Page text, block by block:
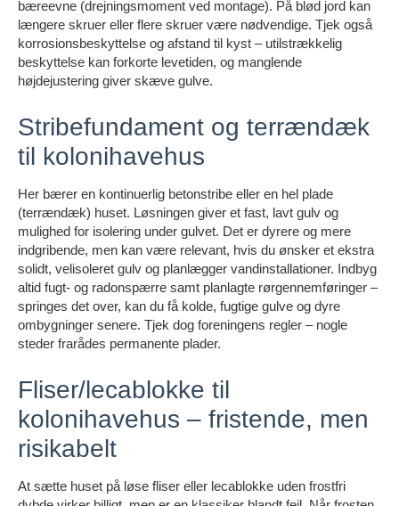
bæreevne (drejningsmoment ved montage). På blød jord kan
længere skruer eller flere skruer være nødvendige. Tjek også
korrosionsbeskyttelse og afstand til kyst – utilstrækkelig
beskyttelse kan forkorte levetiden, og manglende
højdejustering giver skæve gulve.
Stribefundament og terrændæk
til kolonihavehus
Her bærer en kontinuerlig betonstribe eller en hel plade
(terrændæk) huset. Løsningen giver et fast, lavt gulv og
mulighed for isolering under gulvet. Det er dyrere og mere
indgribende, men kan være relevant, hvis du ønsker et ekstra
solidt, velisoleret gulv og planlægger vandinstallationer. Indbyg
altid fugt- og radonspærre samt planlagte rørgennemføringer –
springes det over, kan du få kolde, fugtige gulve og dyre
ombygninger senere. Tjek dog foreningens regler – nogle
steder frarådes permanente plader.
Fliser/lecablokke til
kolonihavehus – fristende, men
risikabelt
At sætte huset på løse fliser eller lecablokke uden frostfri